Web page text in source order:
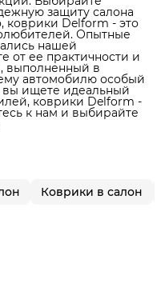
защиту салона
коврики Delform - это
Опытные
нашей
от ее практичности и
выполненный в
автомобилю особый
вы ищете идеальный
коврики Delform -
к нам и выбирайте
Коврики в салон